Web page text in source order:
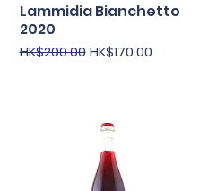
快速瀏覽
Lammidia Bianchetto
2020
一般價格
HK$200.00 促銷價格
HK$170.00